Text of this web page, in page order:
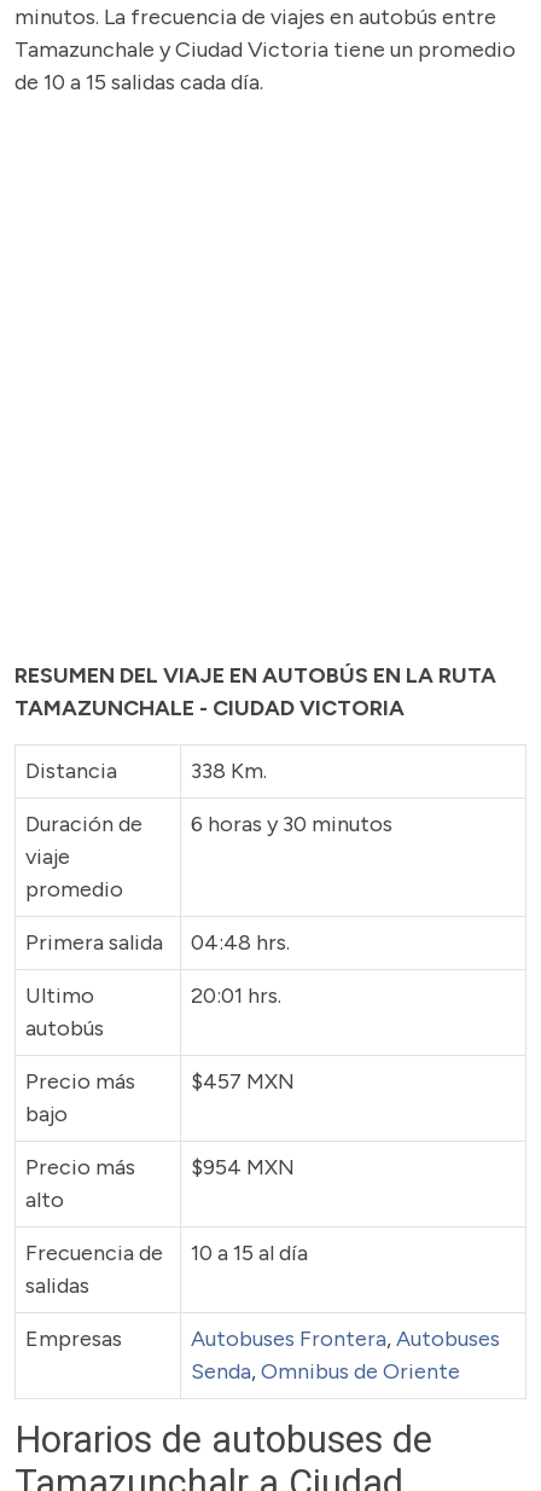
minutos. La frecuencia de viajes en autobús entre
Tamazunchale y Ciudad Victoria tiene un promedio
de 10 a 15 salidas cada día.
RESUMEN DEL VIAJE EN AUTOBÚS EN LA RUTA
TAMAZUNCHALE - CIUDAD VICTORIA
Distancia
338 Km.
Duración de
viaje
promedio
6 horas y 30 minutos
Primera salida
04:48 hrs.
Ultimo
autobús
20:01 hrs.
Precio más
bajo
$457 MXN
Precio más
alto
$954 MXN
Frecuencia de
salidas
10 a 15 al día
Empresas Autobuses Frontera,Autobuses
Senda,Omnibus de Oriente
Horarios de autobuses de